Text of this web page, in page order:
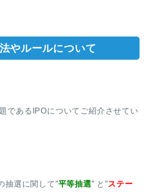
やルールについて
であるIPOについてご紹介させてい
抽選に関して”平等抽選” と”ステー